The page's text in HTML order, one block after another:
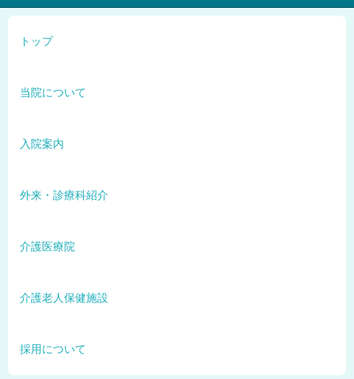
トップ
当院について
入院案内
外来・診療科紹介
介護医療院
介護老人保健施設
採用について